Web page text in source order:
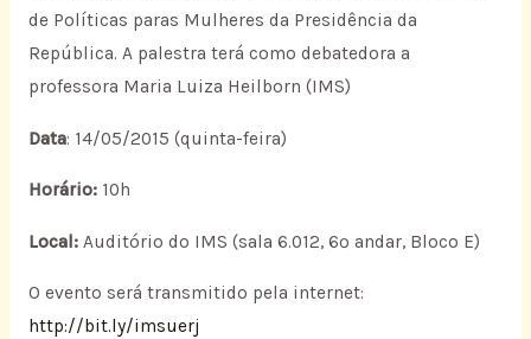
de Políticas paras Mulheres da Presidência da
República. A palestra terá como debatedora a
professora Maria Luiza Heilborn (IMS)
Data: 14/05/2015 (quinta-feira)
Horário:10h
Local:Auditório do IMS (sala 6.012, 6º andar, Bloco E)
O evento será transmitido pela internet:
http://bit.ly/imsuerj